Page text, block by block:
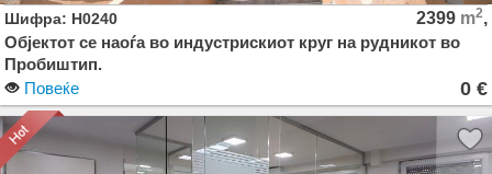
Шифра: H0240 2399 m2,
Објектот се наоѓа во индустрискиот круг на рудникот во
Пробиштип.
Парцелата е комплетно оградена со ограда од бетонски и
метални столбчиња со мрежа, додека дворното место од
624 м2 и пристапот до објектот е изведен од асфалт, а
изведено е и осветлување со рефлектори и
Повеќе 0 €